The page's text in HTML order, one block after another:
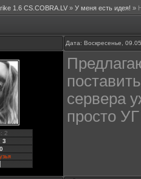
1.6 CS.COBRA.LV » У меня есть идея! »
Дата: Воскресенье,
2
3
0
сервера
просто